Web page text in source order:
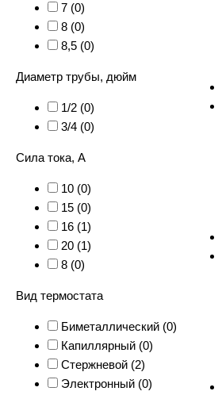
7 (0)
8 (0)
8,5 (0)
Диаметр трубы, дюйм
1/2 (0)
3/4 (0)
Сила тока, А
10 (0)
15 (0)
16 (1)
20 (1)
8 (0)
Вид термостата
Биметаллический (0)
Капиллярный (0)
Стержневой (2)
Электронный (0)